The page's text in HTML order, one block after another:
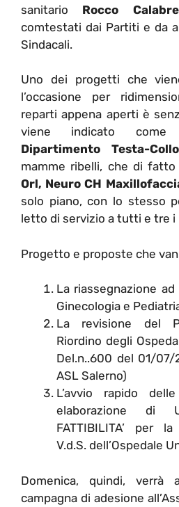
sanitario Rocco
comtestati dai Partiti e da
Sindacali.
Uno dei progetti che
l’occasione per
reparti appena aperti è
viene indicato come
Dipartimento Testa-Collo
mamme ribelli, che di
Orl, Neuro CH
solo piano, con lo stesso
letto di servizio a tutti e tre i
Progetto e proposte che
La riassegnazione
Ginecologia e
La revisione del
Riordino degli
Del.n..600 del 01/07/
ASL Salerno)
L’avvio rapido
elaborazione di
FATTIBILITA’ per
V.d.S. dell’Ospedale
Domenica, quindi, verrà
campagna di adesione